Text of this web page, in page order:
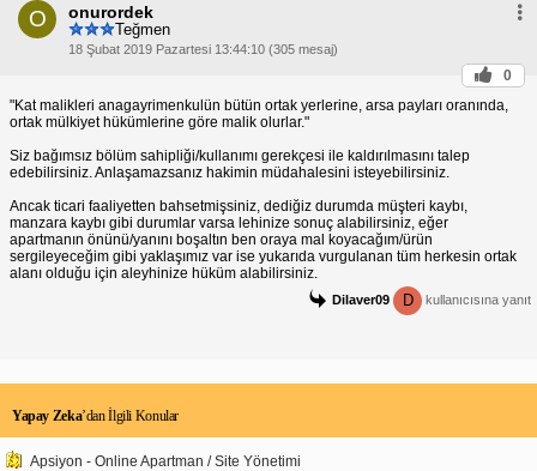
O onurordek
Teğmen
18 Şubat 2019 Pazartesi 13:44:10 (305 mesaj)
0
"Kat malikleri anagayrimenkulün bütün ortak yerlerine, arsa payları oranında,
ortak mülkiyet hükümlerine göre malik olurlar."
Siz bağımsız bölüm sahipliği/kullanımı gerekçesi ile kaldırılmasını talep
edebilirsiniz. Anlaşamazsanız hakimin müdahalesini isteyebilirsiniz.
Ancak ticari faaliyetten bahsetmişsiniz, dediğiz durumda müşteri kaybı,
manzara kaybı gibi durumlar varsa lehinize sonuç alabilirsiniz, eğer
apartmanın önünü/yanını boşaltın ben oraya mal koyacağım/ürün
sergileyeceğim gibi yaklaşımız var ise yukarıda vurgulanan tüm herkesin ortak
alanı olduğu için aleyhinize hüküm alabilirsiniz.
Dilaver09 D kullanıcısına yanıt
Yapay Zeka’dan İlgili Konular
Apsiyon - Online Apartman / Site Yönetimi